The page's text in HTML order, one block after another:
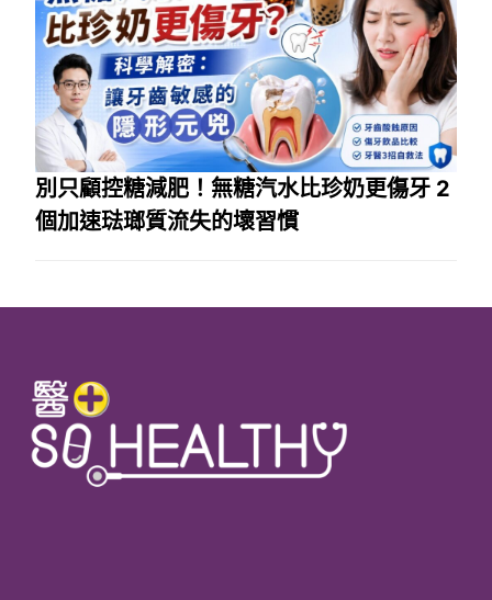
別只顧控糖減肥！無糖汽水比珍奶更傷牙 2
個加速琺瑯質流失的壞習慣